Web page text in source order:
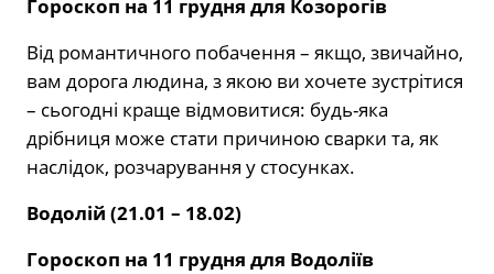
Гороскоп на 11 грудня для Козорогів
Від романтичного побачення – якщо, звичайно,
вам дорога людина, з якою ви хочете зустрітися
– сьогодні краще відмовитися: будь-яка
дрібниця може стати причиною сварки та, як
наслідок, розчарування у стосунках.
Водолій (21.01 – 18.02)
Гороскоп на 11 грудня для Водоліїв